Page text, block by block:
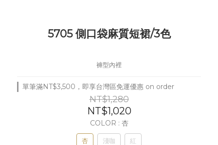
5705 側口袋麻質短裙/3色
褲型內裡
單筆滿NT$3,500，即享台灣區免運優惠 on order
NT$1,280
NT$1,020
COLOR : 杏
杏 淺咖 紅